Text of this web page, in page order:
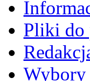
Pliki do
Wybory